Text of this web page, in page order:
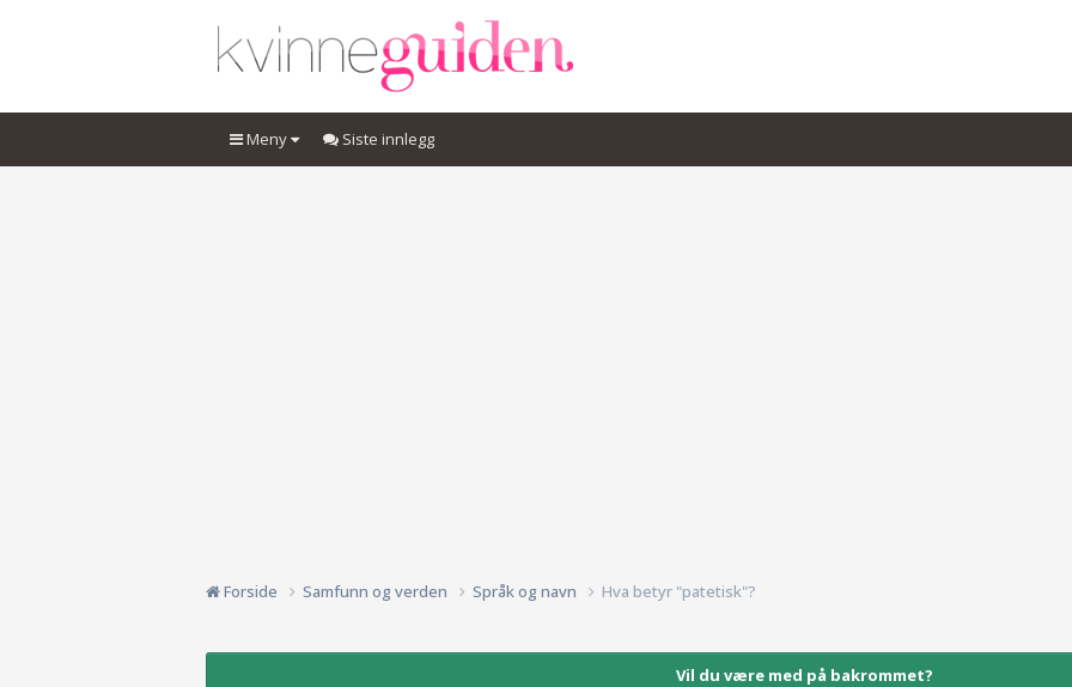
Meny Siste innlegg
Forside Samfunn og verden Språk og navn Hva betyr "patetisk"?
Vil du være med på bakrommet?